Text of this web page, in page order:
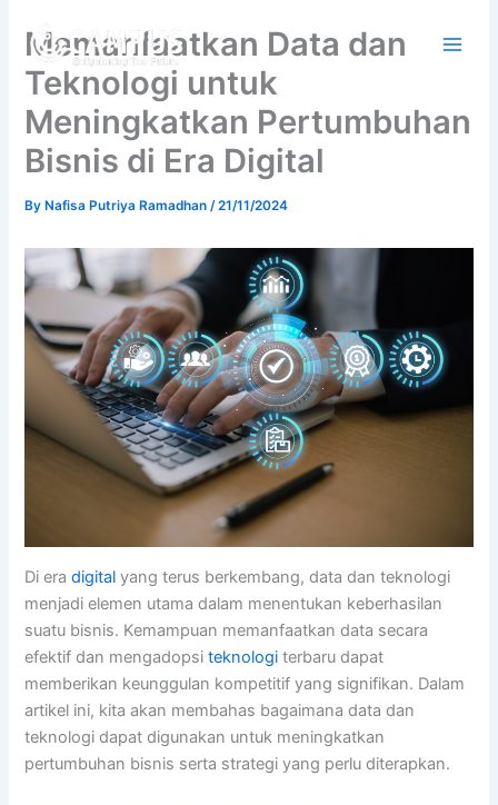
content
Memanfaatkan Data dan
Teknologi untuk
Meningkatkan Pertumbuhan
Bisnis di Era Digital
ByNafisa Putriya Ramadhan/21/11/2024
Di eradigital yang terus berkembang, data dan teknologi
menjadi elemen utama dalam menentukan keberhasilan
suatu bisnis. Kemampuan memanfaatkan data secara
efektif dan mengadopsiteknologi terbaru dapat
memberikan keunggulan kompetitif yang signifikan. Dalam
artikel ini, kita akan membahas bagaimana data dan
teknologi dapat digunakan untuk meningkatkan
pertumbuhan bisnis serta strategi yang perlu diterapkan.